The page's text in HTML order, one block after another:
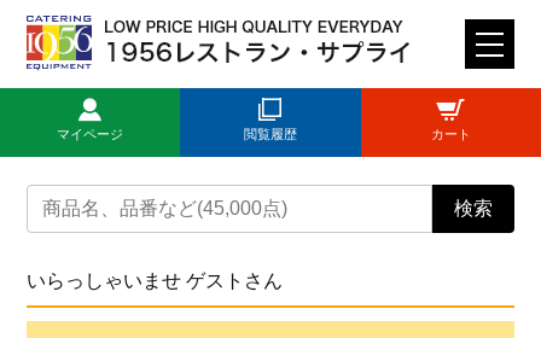
M
E
U
検索
マイページ 閲覧履歴 カート
トップページ
新規登録
いらっしゃいませ ゲストさん